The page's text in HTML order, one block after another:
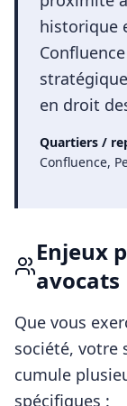
historique
en droit
Quartiers /
Confluence,
Enjeux
avocats
Que vous
société, votre
cumule
spécifiques :